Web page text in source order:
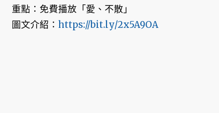
重點：免費播放「愛、不散」
圖文介紹： https://bit.ly/2x5A9OA